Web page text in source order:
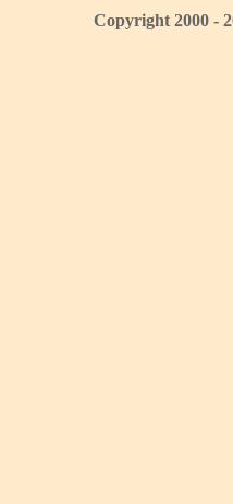
Copyright 2000 -